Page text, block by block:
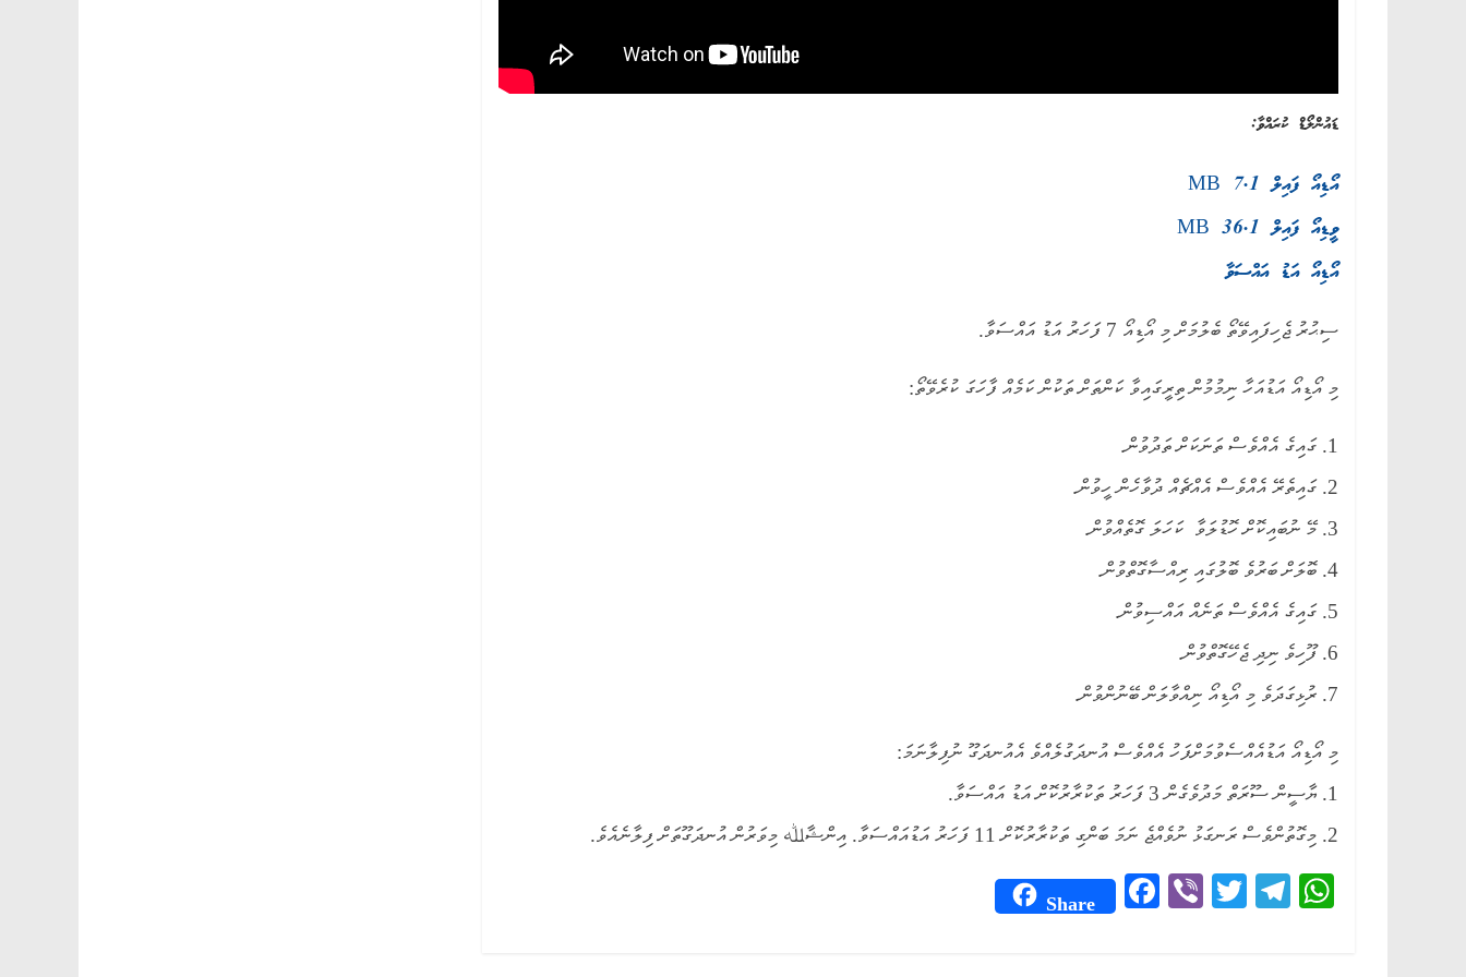
ޑައުންލޯޑް ކުރައްވާ:
އޯޑިއޯ ފައިލް 7.1 MB
ވީޑިއޯ ފައިލް 36.1 MB
އޯޑިއޯ އަޑު އައްސަވާ
ސިޙުރު ޖެހިފައިވޭތޯ ބެލުމަށް މި އޯޑިއޯ 7 ފަހަރު އަޑު އައްސަވާ.
މި އޯޑިއޯ އަޑުއަހާ ނިމުމުން ތިރީގައިވާ ކަންތަށް ތަކުން ކަމެއް ފާހަގަ ކުރެވޭތޯ:
1. ގައިގެ އެއްވެސް ތަނަކަށް ތަދުވުން.
2. ގައިތެރޭ އެއްވެސް އެއްޗެއް ދުވާހެން ހީވުން.
3. މޭ ނުބައިކޮށް ހޮޑުލަވާ ކަހަލަ ގޮތެއްވުން.
4. ބޮލަށް ބަރުވެ ބޮލުގައި ރިއްސާގޮތްވުން.
5. ގައިގެ އެއްވެސް ތަނެއް އައްސިވުން.
6. ފޫހިވެ ނިދި ޖެހޭގޮތްވުން.
7. ރުޅިގަދަވެ މި އޯޑިއޯ ނިއްވާލަން ބޭނުންވުން.
މި އޯޑިއޯ އަޑުއެއްސެވުމަށްފަހު އެއްވެސް އުނދަގުލެއްވެ އެއުނދަގޫ ނުފިލާނަމަ:
1. ޔާސީން ސޫރަތް މަދުވެގެން 3 ފަހަރު ތަކުރާރުކޮށް އަޑު އައްސަވާ.
2. މިގޮތުންވެސް ރަނގަޅު ނުވެއްޖެ ނަމަ ބަންގި ތަކުރާރުކޮށް 11 ފަހަރު އަޑުއައްސަވާ. އިންޝާﷲ މިވަރުން އުނދަގޫތަށް ފިލާނެއެވެ.
Share Fa
ce
Vi
be
T
wi
Te
le